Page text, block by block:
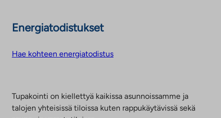
Energiatodistukset
Hae kohteen energiatodistus
Tupakointi on kiellettyä kaikissa asunnoissamme ja
talojen yhteisissä tiloissa kuten rappukäytävissä sekä